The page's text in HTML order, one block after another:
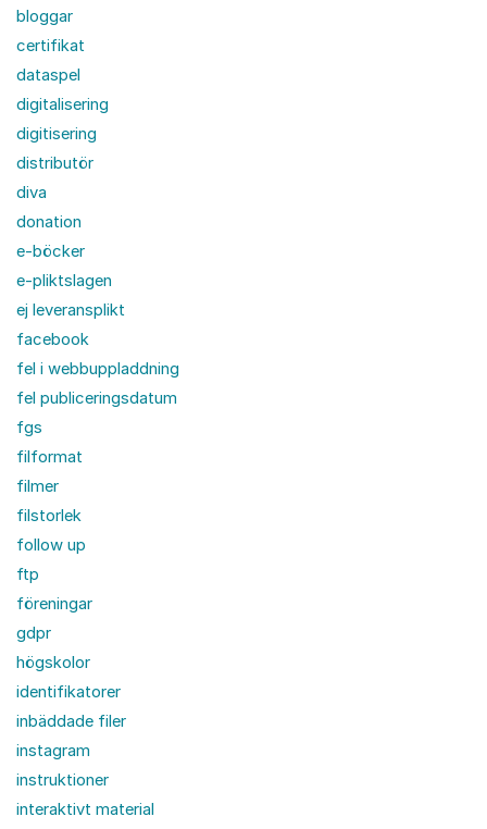
bloggar
certifikat
dataspel
digitalisering
digitisering
distributör
diva
donation
e-böcker
e-pliktslagen
ej leveransplikt
facebook
fel i webbuppladdning
fel publiceringsdatum
fgs
filformat
filmer
filstorlek
follow up
ftp
föreningar
gdpr
högskolor
identifikatorer
inbäddade filer
instagram
instruktioner
interaktivt material